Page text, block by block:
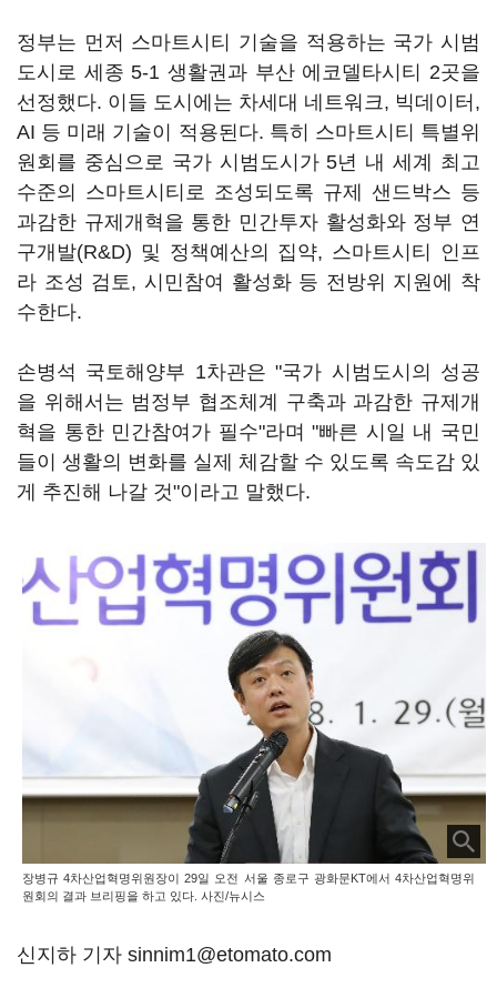
정부는 먼저 스마트시티 기술을 적용하는 국가 시범
도시로 세종 5-1 생활권과 부산 에코델타시티 2곳을
선정했다. 이들 도시에는 차세대 네트워크, 빅데이터,
AI 등 미래 기술이 적용된다. 특히 스마트시티 특별위
원회를 중심으로 국가 시범도시가 5년 내 세계 최고
수준의 스마트시티로 조성되도록 규제 샌드박스 등
과감한 규제개혁을 통한 민간투자 활성화와 정부 연
구개발(R&D) 및 정책예산의 집약, 스마트시티 인프
라 조성 검토, 시민참여 활성화 등 전방위 지원에 착
수한다.
손병석 국토해양부 1차관은 "국가 시범도시의 성공
을 위해서는 범정부 협조체계 구축과 과감한 규제개
혁을 통한 민간참여가 필수"라며 "빠른 시일 내 국민
들이 생활의 변화를 실제 체감할 수 있도록 속도감 있
게 추진해 나갈 것"이라고 말했다.
장병규 4차산업혁명위원장이 29일 오전 서울 종로구 광화문KT에서 4차산업혁명위
원회의 결과 브리핑을 하고 있다. 사진/뉴시스
신지하 기자 sinnim1@etomato.com